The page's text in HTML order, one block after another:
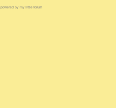
powered by my little forum